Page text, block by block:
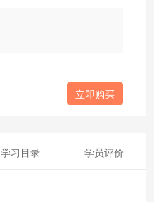
立即购买
学习目录 学员评价